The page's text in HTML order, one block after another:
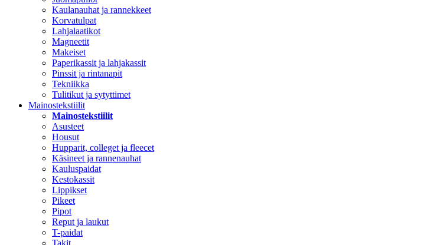
Kaulanauhat ja rannekkeet
Korvatulpat
Lahjalaatikot
Magneetit
Makeiset
Paperikassit ja lahjakassit
Pinssit ja rintanapit
Tekniikka
Tulitikut ja sytyttimet
Mainostekstiilit
Mainostekstiilit
Asusteet
Housut
Hupparit, colleget ja fleecet
Käsineet ja rannenauhat
Kauluspaidat
Kestokassit
Lippikset
Pikeet
Pipot
Reput ja laukut
T-paidat
Takit